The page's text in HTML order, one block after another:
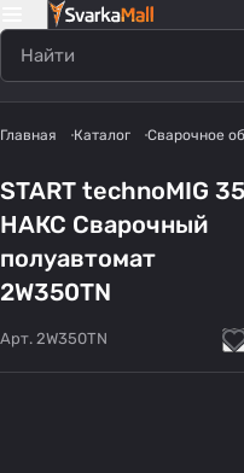
Главная Каталог Сварочное
START technoMIG
НАКС Сварочный
полуавтомат
2W350TN
Арт. 2W350TN